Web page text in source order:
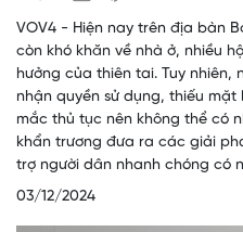
VOV4 - Hiện nay trên địa bàn
còn khó khăn về nhà ở, nhiều
hưởng của thiên tai. Tuy nhiên,
nhận quyền sử dụng, thiếu
mắc thủ tục nên không thể có
khẩn trương đưa ra các giải
trợ người dân nhanh chóng có
03/12/2024